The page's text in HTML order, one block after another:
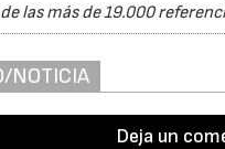
las más de 19.000
NOTICIA
Deja un